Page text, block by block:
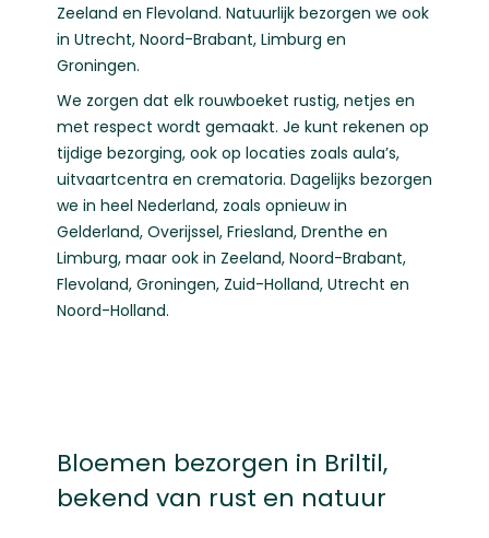
Zeeland en Flevoland. Natuurlijk bezorgen we ook
in Utrecht, Noord-Brabant, Limburg en
Groningen.
We zorgen dat elk rouwboeket rustig, netjes en
met respect wordt gemaakt. Je kunt rekenen op
tijdige bezorging, ook op locaties zoals aula’s,
uitvaartcentra en crematoria. Dagelijks bezorgen
we in heel Nederland, zoals opnieuw in
Gelderland, Overijssel, Friesland, Drenthe en
Limburg, maar ook in Zeeland, Noord-Brabant,
Flevoland, Groningen, Zuid-Holland, Utrecht en
Noord-Holland.
Bloemen bezorgen in Briltil,
bekend van rust en natuur